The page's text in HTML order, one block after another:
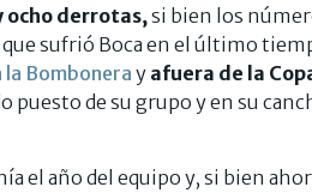
ocho derrotas, si bien los
sufrió Boca en el último
la Bomboneray afuera de la
puesto de su grupo y en su
el año del equipo y, si bien